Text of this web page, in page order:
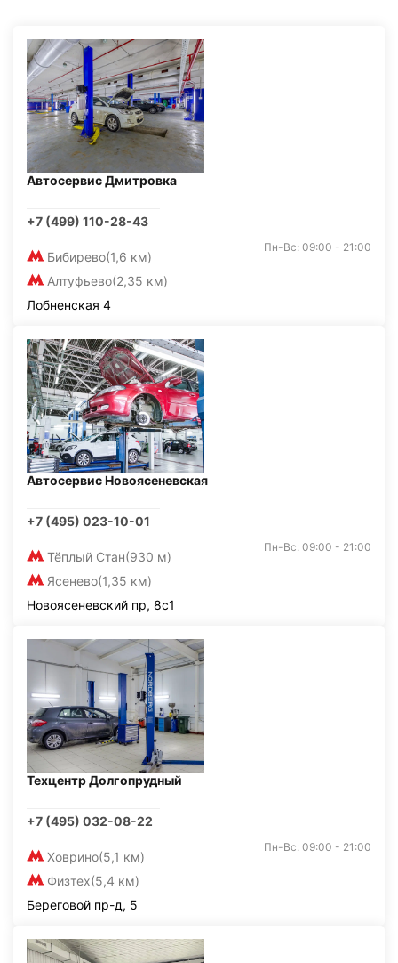
Автосервис Дмитровка
+7 (499) 110-28-43
Бибирево(1,6 км)
Алтуфьево(2,35 км)
Пн-Вс: 09:00 - 21:00
Лобненская 4
Автосервис Новоясеневская
+7 (495) 023-10-01
Тёплый Стан(930 м)
Ясенево(1,35 км)
Пн-Вс: 09:00 - 21:00
Новоясеневский пр, 8с1
Техцентр Долгопрудный
+7 (495) 032-08-22
Ховрино(5,1 км)
Физтех(5,4 км)
Пн-Вс: 09:00 - 21:00
Береговой пр-д, 5